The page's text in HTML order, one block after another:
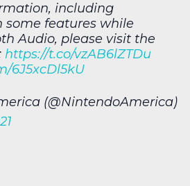
including
some features while
Audio, please visit the
https://t.co/vzAB6lZTDu
6J5xcDl5kU
(@NintendoAmerica)